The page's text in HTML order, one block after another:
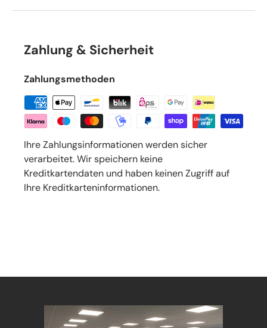
Zahlung & Sicherheit
Zahlungsmethoden
Ihre Zahlungsinformationen werden sicher
verarbeitet. Wir speichern keine
Kreditkartendaten und haben keinen Zugriff auf
Ihre Kreditkarteninformationen.